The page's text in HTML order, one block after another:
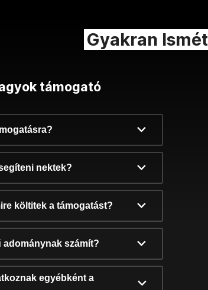
Gyakran
támogató
nektek?
költitek a támogatást?
számít?
egyébként a